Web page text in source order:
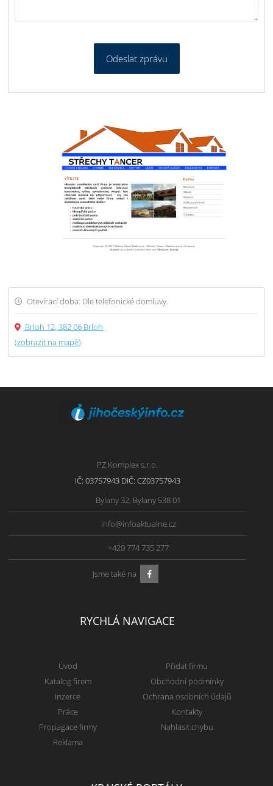
Odeslat zprávu
Otevírací doba: Dle telefonické domluvy.
Brloh 12, 382 06 Brloh
(zobrazit na mapě)
PZ Komplex s.r.o.
IČ: 03757943 DIČ: CZ03757943
Bylany 32, Bylany 538 01
info@infoaktualne.cz
+420 774 735 277
Jsme také na
RYCHLÁ NAVIGACE
Úvod
Katalog firem
Inzerce
Práce
Propagace firmy
Reklama
Přidat firmu
Obchodní podmínky
Ochrana osobních údajů
Kontakty
Nahlásit chybu